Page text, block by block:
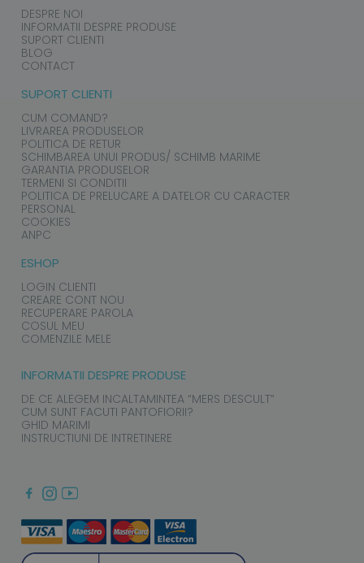
DESPRE NOI
INFORMATII DESPRE PRODUSE
SUPORT CLIENTI
BLOG
CONTACT
SUPORT CLIENTI
CUM COMAND?
LIVRAREA PRODUSELOR
POLITICA DE RETUR
SCHIMBAREA UNUI PRODUS/ SCHIMB MARIME
GARANTIA PRODUSELOR
TERMENI SI CONDITII
POLITICA DE PRELUCARE A DATELOR CU CARACTER
PERSONAL
COOKIES
ANPC
ESHOP
LOGIN CLIENTI
CREARE CONT NOU
RECUPERARE PAROLA
COSUL MEU
COMENZILE MELE
INFORMATII DESPRE PRODUSE
DE CE ALEGEM INCALTAMINTEA “MERS DESCULT”
CUM SUNT FACUTI PANTOFIORII?
GHID MARIMI
INSTRUCTIUNI DE INTRETINERE